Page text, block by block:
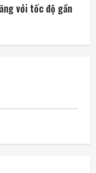
với tốc độ gần